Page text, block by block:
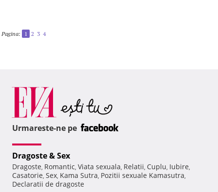
Pagina: 1 2 3 4
Urmareste-ne pe
Dragoste & Sex
Dragoste, Romantic, Viata sexuala, Relatii, Cuplu, Iubire,
Casatorie, Sex, Kama Sutra, Pozitii sexuale Kamasutra,
Declaratii de dragoste